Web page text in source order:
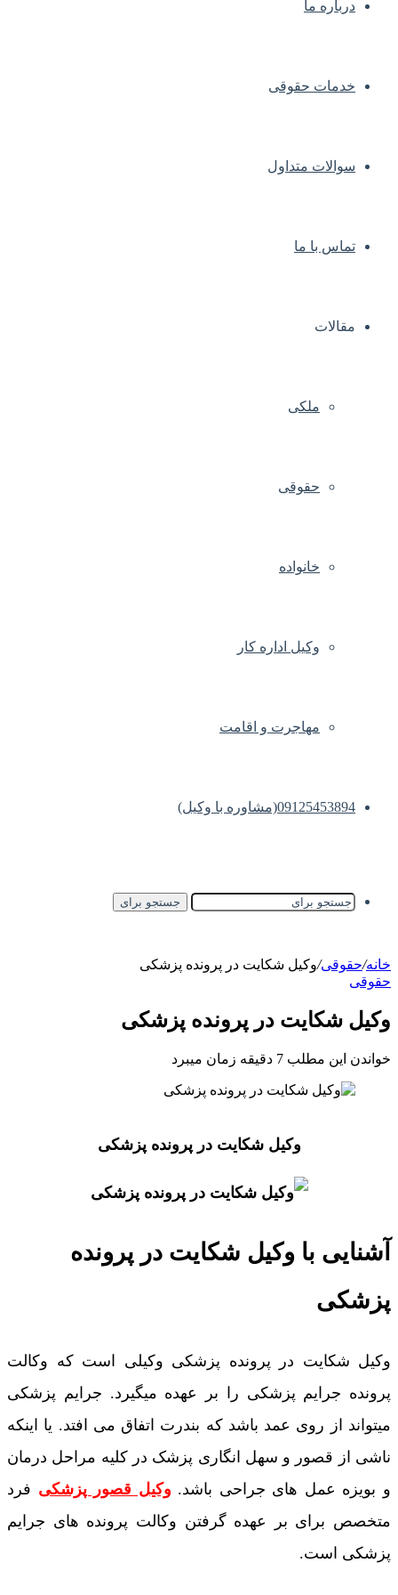
درباره ما
خدمات حقوقی
سوالات متداول
تماس با ما
مقالات
ملکی
حقوقی
خانواده
وکیل اداره کار
مهاجرت و اقامت
09125453894(مشاوره با وکیل)
جستجو برای
خانه/حقوقی/وکیل شکایت در پرونده پزشکی
حقوقی
وکیل شکایت در پرونده پزشکی
خواندن این مطلب 7 دقیقه زمان میبرد
وکیل شکایت در پرونده پزشکی
آشنایی با وکیل شکایت در پرونده
پزشکی
وکیل شکایت در پرونده پزشکی وکیلی است که وکالت
پرونده جرایم پزشکی را بر عهده میگیرد. جرایم پزشکی
میتواند از روی عمد باشد که بندرت اتفاق می افتد. یا اینکه
ناشی از قصور و سهل انگاری پزشک در کلیه مراحل درمان
و بویزه عمل های جراحی باشد. وکیل قصور پزشکی فرد
متخصص برای بر عهده گرفتن وکالت پرونده های جرایم
پزشکی است.